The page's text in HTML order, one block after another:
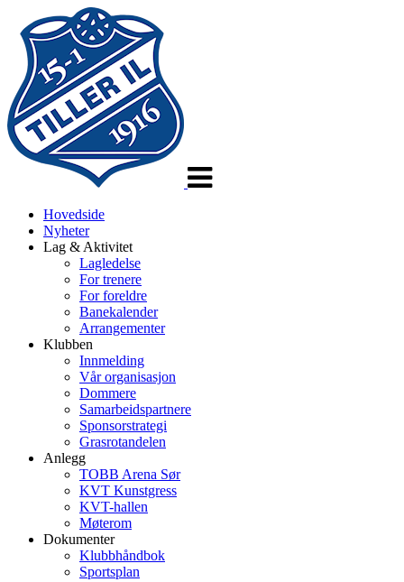
Hovedside
Nyheter
Lag & Aktivitet
Lagledelse
For trenere
For foreldre
Banekalender
Arrangementer
Klubben
Innmelding
Vår organisasjon
Dommere
Samarbeidspartnere
Sponsorstrategi
Grasrotandelen
Anlegg
TOBB Arena Sør
KVT Kunstgress
KVT-hallen
Møterom
Dokumenter
Klubbhåndbok
Sportsplan